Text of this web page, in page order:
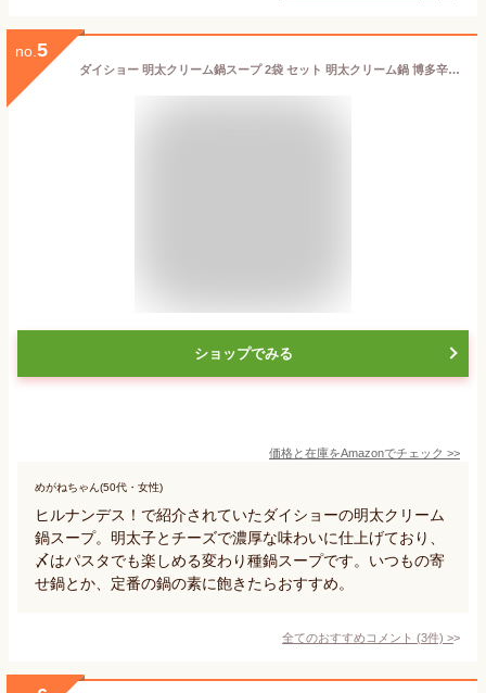
no. 5
ダイショー 明太クリーム鍋スープ 2袋 セット 明太クリーム鍋 博多辛子明太 簡単 鍋 スープ
ショップでみる
価格と在庫をAmazonでチェック >>
めがねちゃん(50代・女性)
ヒルナンデス！で紹介されていたダイショーの明太クリーム
鍋スープ。明太子とチーズで濃厚な味わいに仕上げており、
〆はパスタでも楽しめる変わり種鍋スープです。いつもの寄
せ鍋とか、定番の鍋の素に飽きたらおすすめ。
全てのおすすめコメント (3件) >